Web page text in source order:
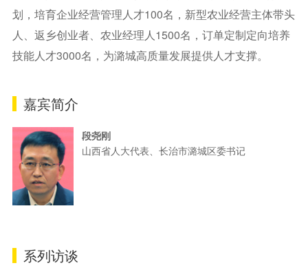
划，培育企业经营管理人才100名，新型农业经营主体带头
人、返乡创业者、农业经理人1500名，订单定制定向培养
技能人才3000名，为潞城高质量发展提供人才支撑。
嘉宾简介
段尧刚
山西省人大代表、长治市潞城区委书记
系列访谈